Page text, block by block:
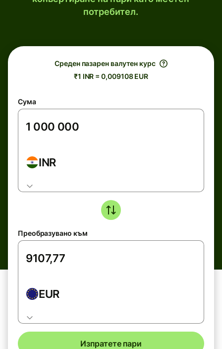
потребител.
Среден пазарен валутен курс
₹1 INR = 0,009108 EUR
Сума
INR
Преобразувано към
EUR
Изпратете пари